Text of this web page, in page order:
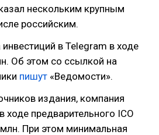
нескольким крупным
российским.
в Telegram в ходе
Об этом со ссылкой на
пишут «Ведомости».
издания, компания
ходе предварительного ICO
При этом минимальная